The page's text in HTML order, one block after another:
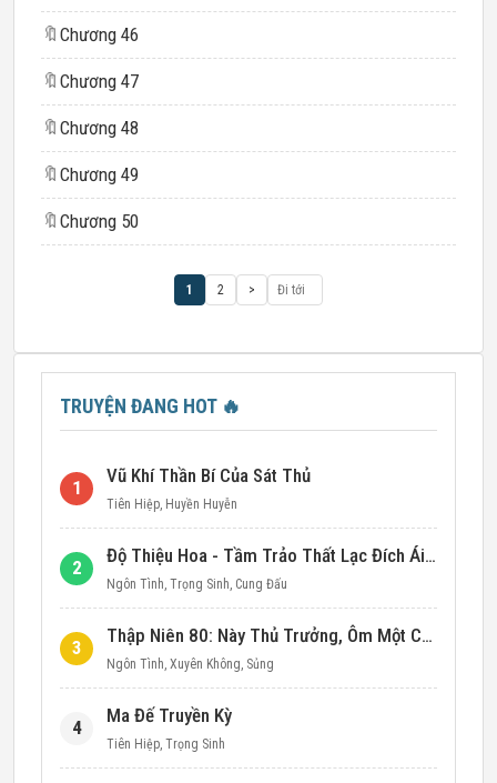
🔖 Chương 46
🔖 Chương 47
🔖 Chương 48
🔖 Chương 49
🔖 Chương 50
1 2 >
TRUYỆN ĐANG HOT 🔥
1
Vũ Khí Thần Bí Của Sát Thủ
Tiên Hiệp, Huyền Huyễn
2
Độ Thiệu Hoa - Tầm Trảo Thất Lạc Đích Ái Tình
Ngôn Tình, Trọng Sinh, Cung Đấu
3
Thập Niên 80: Này Thủ Trưởng, Ôm Một Cái Đi!
Ngôn Tình, Xuyên Không, Sủng
4
Ma Đế Truyền Kỳ
Tiên Hiệp, Trọng Sinh